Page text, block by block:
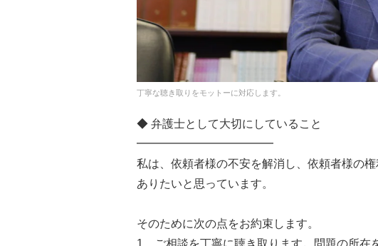
丁寧な聴き取りをモットーに対応します。
◆ 弁護士として大切にしていること
━━━━━━━━━━━━
私は、依頼者様の不安を解消し、依頼者様の
ありたいと思っています。
そのために次の点をお約束します。